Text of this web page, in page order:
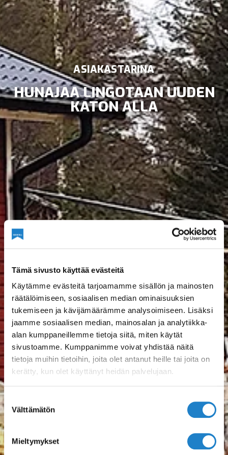
Tämä sivusto käyttää evästeitä
Käytämme evästeitä tarjoamamme sisällön ja mainosten
räätälöimiseen, sosiaalisen median ominaisuuksien
tukemiseen ja kävijämäärämme analysoimiseen. Lisäksi
jaamme sosiaalisen median, mainosalan ja analytiikka-
alan kumppaneillemme tietoja siitä, miten käytät
sivustoamme. Kumppanimme voivat yhdistää näitä
tietoja muihin tietoihin, joita olet antanut heille tai joita on
kerätty, kun olet käyttänyt heidän palvelujaan.
Suostumuksen
valinta
Välttämätön
Mieltymykset
ASIAKASTARINA
HUNAJAA LINGOTAAN UUDEN
KATON ALLA